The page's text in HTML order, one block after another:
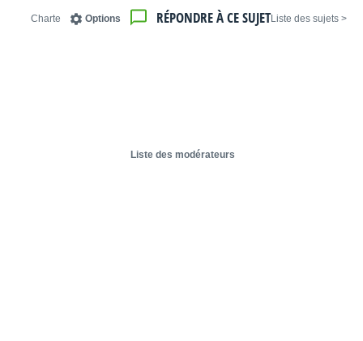
< Liste des sujets
RÉPONDRE À CE SUJET
Options
Charte
Liste des modérateurs